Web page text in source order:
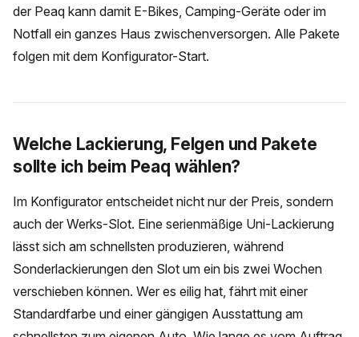
der Peaq kann damit E-Bikes, Camping-Geräte oder im
Notfall ein ganzes Haus zwischenversorgen. Alle Pakete
folgen mit dem Konfigurator-Start.
Welche Lackierung, Felgen und Pakete
sollte ich beim Peaq wählen?
Im Konfigurator entscheidet nicht nur der Preis, sondern
auch der Werks-Slot. Eine serienmäßige Uni-Lackierung
lässt sich am schnellsten produzieren, während
Sonderlackierungen den Slot um ein bis zwei Wochen
verschieben können. Wer es eilig hat, fährt mit einer
Standardfarbe und einer gängigen Ausstattung am